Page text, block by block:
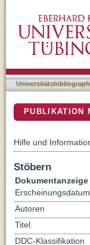
mediated
PUBLIKATION
Hilfe und
Stöbern
Dokumentanzeige
Erscheinungsdatum
Autoren
Titel
DDC-Klassifikation